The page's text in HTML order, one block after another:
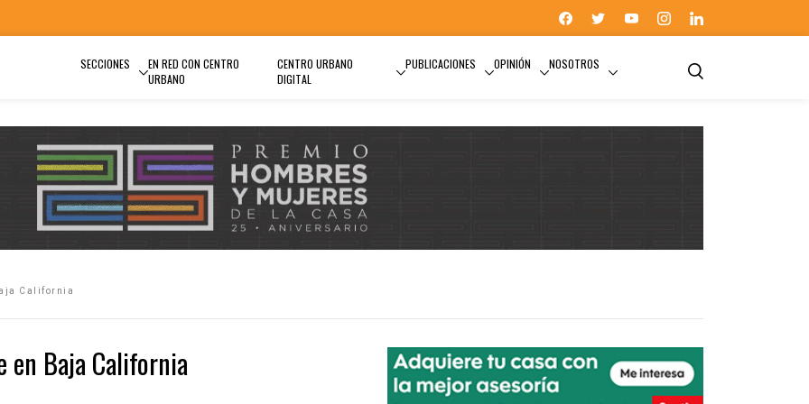
SECCIONES
EN RED CON CENTRO
URBANO
CENTRO URBANO
DIGITAL
PUBLICACIONES OPINIÓN NOSOTROS
California
en Baja California